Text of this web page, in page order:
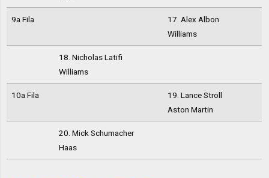
9a Fila
17. Alex Albon
Williams
18. Nicholas Latifi
Williams
10a Fila
19. Lance Stroll
Aston Martin
20. Mick Schumacher
Haas